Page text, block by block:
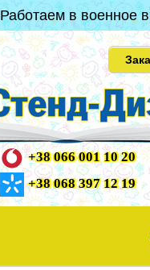
Работаем в военное
+38 066 001 10 20
+38 068 397 12 19